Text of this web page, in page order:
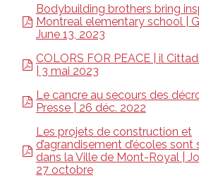
Bodybuilding brothers bring
Montreal elementary school |
June 13, 2023
COLORS FOR PEACE | il
| 3 mai 2023
Le cancre au secours des
Presse | 26 déc. 2022
Les projets de construction et
d’agrandisement d’écoles sont
dans la Ville de Mont-Royal |
27 octobre